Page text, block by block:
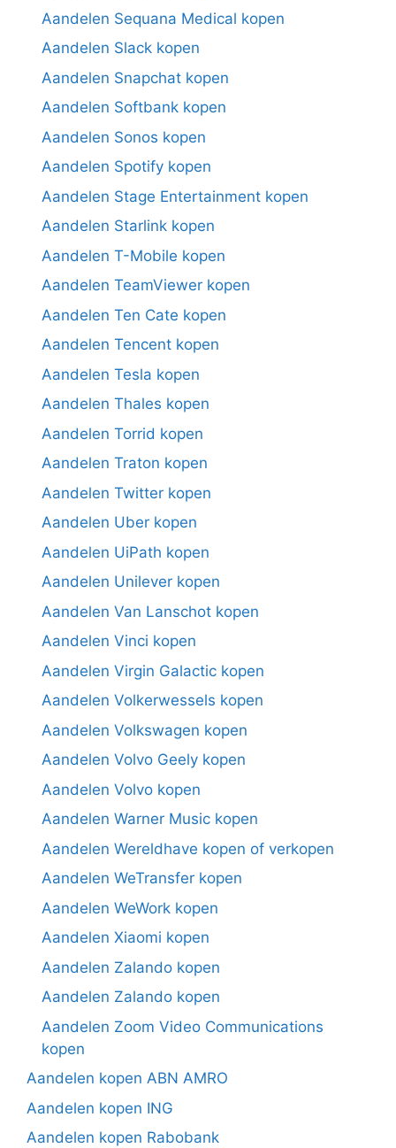
Aandelen Sequana Medical kopen
Aandelen Slack kopen
Aandelen Snapchat kopen
Aandelen Softbank kopen
Aandelen Sonos kopen
Aandelen Spotify kopen
Aandelen Stage Entertainment kopen
Aandelen Starlink kopen
Aandelen T-Mobile kopen
Aandelen TeamViewer kopen
Aandelen Ten Cate kopen
Aandelen Tencent kopen
Aandelen Tesla kopen
Aandelen Thales kopen
Aandelen Torrid kopen
Aandelen Traton kopen
Aandelen Twitter kopen
Aandelen Uber kopen
Aandelen UiPath kopen
Aandelen Unilever kopen
Aandelen Van Lanschot kopen
Aandelen Vinci kopen
Aandelen Virgin Galactic kopen
Aandelen Volkerwessels kopen
Aandelen Volkswagen kopen
Aandelen Volvo Geely kopen
Aandelen Volvo kopen
Aandelen Warner Music kopen
Aandelen Wereldhave kopen of verkopen
Aandelen WeTransfer kopen
Aandelen WeWork kopen
Aandelen Xiaomi kopen
Aandelen Zalando kopen
Aandelen Zalando kopen
Aandelen Zoom Video Communications
kopen
Aandelen kopen ABN AMRO
Aandelen kopen ING
Aandelen kopen Rabobank